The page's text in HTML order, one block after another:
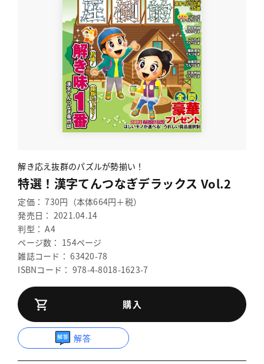
解き応え抜群のパズルが勢揃い！
特選！漢字てんつなぎデラックス Vol.2
定価： 730円（本体664円＋税）
発売日： 2021.04.14
判型： A4
ページ数： 154ページ
雑誌コード： 63420-78
ISBNコード： 978-4-8018-1623-7
購入
解答